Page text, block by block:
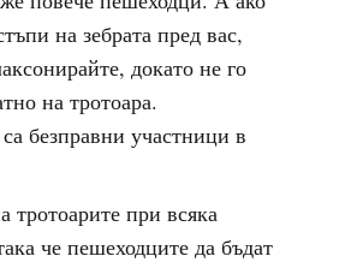
на зебрата пред вас,
докато не го
на тротоара.
безправни участници в
тротоарите при всяка
че пешеходците да бъдат